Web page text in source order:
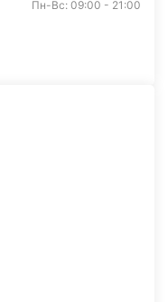
Пн-Вс: 09:00 - 21:00